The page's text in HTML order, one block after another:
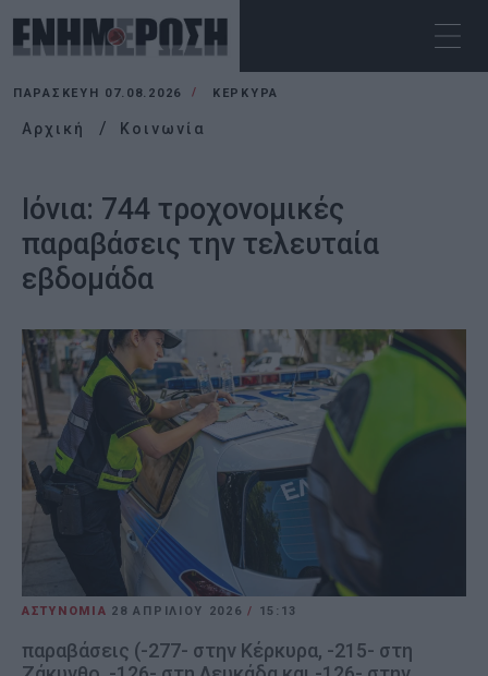
ΠΑΡΑΣΚΕΥΉ 07.08.2026 ΚΕΡΚΥΡΑ
Αρχική Κοινωνία
Ιόνια: 744 τροχονομικές
παραβάσεις την τελευταία
εβδομάδα
ΑΣΤΥΝΟΜΙΑ 28 ΑΠΡΙΛΊΟΥ 2026/ 15:13
παραβάσεις (-277- στην Κέρκυρα, -215- στη